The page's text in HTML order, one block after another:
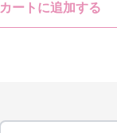
カートに追加する